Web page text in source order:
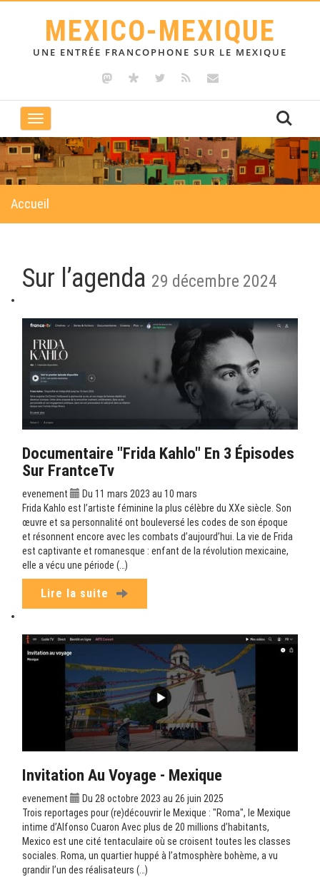
MEXICO-MEXIQUE
UNE ENTRÉE FRANCOPHONE SUR LE MEXIQUE
Toggle
navigation
Accueil
Sur l’agenda 29 décembre 2024
Documentaire "Frida Kahlo" En 3 Épisodes
Sur FrantceTv
evenement
Du 11 mars 2023 au 10 mars
Frida Kahlo est l’artiste féminine la plus célèbre du XXe siècle. Son
œuvre et sa personnalité ont bouleversé les codes de son époque
et résonnent encore avec les combats d’aujourd’hui. La vie de Frida
est captivante et romanesque : enfant de la révolution mexicaine,
elle a vécu une période (…)
Lire la suite
Invitation Au Voyage - Mexique
evenement
Du 28 octobre 2023 au 26 juin 2025
Trois reportages pour (re)découvrir le Mexique : "Roma", le Mexique
intime d’Alfonso Cuaron Avec plus de 20 millions d’habitants,
Mexico est une cité tentaculaire où se croisent toutes les classes
sociales. Roma, un quartier huppé à l’atmosphère bohème, a vu
grandir l’un des réalisateurs (…)